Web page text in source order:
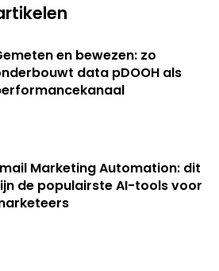
en bewezen: zo
data pDOOH als
Marketing Automation: dit
de populairste AI-tools voor